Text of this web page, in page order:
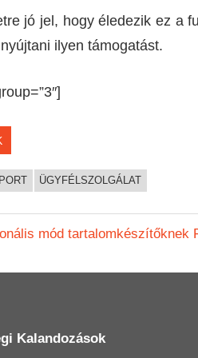
jó jel, hogy éledezik ez a
ilyen támogatást.
ÜGYFÉLSZOLGÁLAT
mód tartalomkészítőknek
Kalandozások